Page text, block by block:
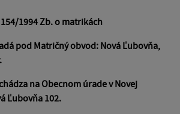
1994 Zb. o matrikách
pod Matričný obvod: Nová Ľubovňa,
na Obecnom úrade v Novej
Ľubovňa 102.